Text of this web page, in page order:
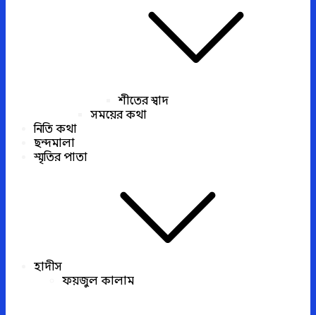
শীতের স্বাদ
সময়ের কথা
নিতি কথা
ছন্দমালা
স্মৃতির পাতা
হাদীস
ফয়জুল কালাম